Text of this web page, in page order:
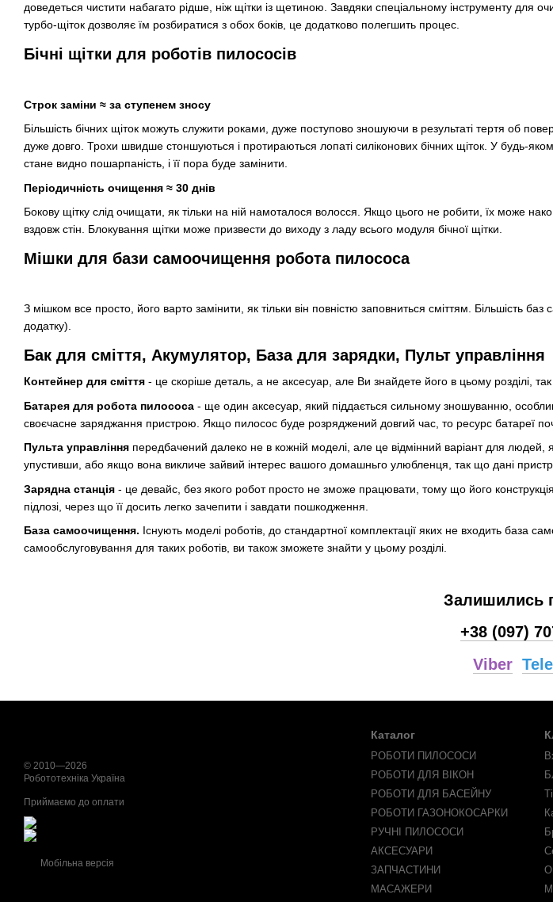
доведеться чистити набагато рідше, ніж щітки із щетиною. Завдяки спеціальному інструменту для
турбо-щіток дозволяє їм розбиратися з обох боків, це додатково полегшить процес.
Бічні щітки для роботів пилососів
Строк заміни ≈ за ступенем зносу
Більшість бічних щіток можуть служити роками, дуже поступово зношуючи в результаті тертя об
дуже довго. Трохи швидше стоншуються і протираються лопаті силіконових бічних щіток. У будь-
стане видно пошарпаність, і її пора буде замінити.
Періодичність очищення ≈ 30 днів
Бокову щітку слід очищати, як тільки на ній намоталося волосся. Якщо цього не робити, їх може
вздовж стін. Блокування щітки може призвести до виходу з ладу всього модуля бічної щітки.
Мішки для бази самоочищення робота пилососа
З мішком все просто, його варто замінити, як тільки він повністю заповниться сміттям. Більшість
додатку).
Бак для сміття, Акумулятор, База для зарядки, Пульт управління
Контейнер для сміття - це скоріше деталь, а не аксесуар, але Ви знайдете його в цьому розділі,
Батарея для робота пилососа - ще один аксесуар, який піддається сильному зношуванню,
своєчасне заряджання пристрою. Якщо пилосос буде розряджений довгий час, то ресурс батареї
Пульта управління передбачений далеко не в кожній моделі, але це відмінний варіант для
упустивши, або якщо вона викличе зайвий інтерес вашого домашньго улюбленця, так що дані
Зарядна станція - це девайс, без якого робот просто не зможе працювати, тому що його
підлозі, через що її досить легко зачепити і завдати пошкодження.
База самоочищення. Існують моделі роботів, до стандартної комплектації яких не входить база
самообслуговування для таких роботів, ви також зможете знайти у цьому розділі.
Залишились
+38 (097)
Viber
© 2010—2026
Робототехніка Україна
Приймаємо до оплати
Мобільна версія
Каталог
РОБОТИ ПИЛОСОСИ
РОБОТИ ДЛЯ ВІКОН
РОБОТИ ДЛЯ БАСЕЙНУ
РОБОТИ ГАЗОНОКОСАРКИ
РУЧНІ ПИЛОСОСИ
АКСЕСУАРИ
ЗАПЧАСТИНИ
МАСАЖЕРИ